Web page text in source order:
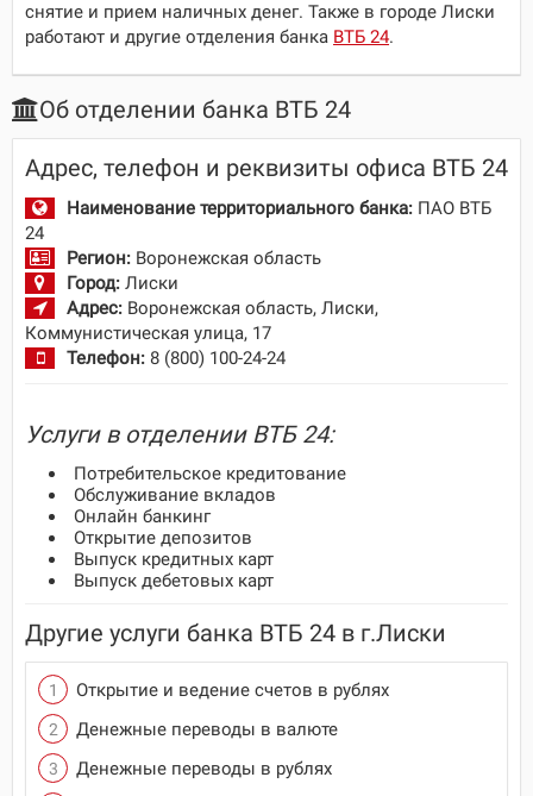
снятие и прием наличных денег. Также в городе Лиски
работают и другие отделения банка ВТБ 24.
Об отделении банка ВТБ 24
Адрес, телефон и реквизиты офиса ВТБ 24
Наименование территориального банка: ПАО ВТБ
24
Регион: Воронежская область
Город: Лиски
Адрес: Воронежская область, Лиски,
Коммунистическая улица, 17
Телефон: 8 (800) 100-24-24
Услуги в отделении ВТБ 24:
Потребительское кредитование
Обслуживание вкладов
Онлайн банкинг
Открытие депозитов
Выпуск кредитных карт
Выпуск дебетовых карт
Другие услуги банка ВТБ 24 в г.Лиски
Открытие и ведение счетов в рублях
Денежные переводы в валюте
Денежные переводы в рублях